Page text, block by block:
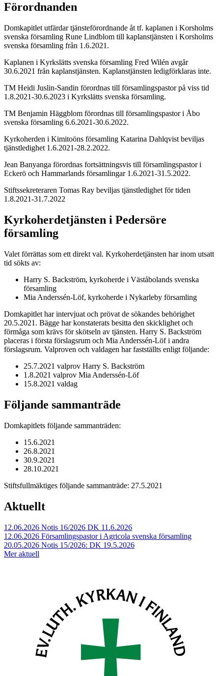
Förordnanden
Domkapitlet utfärdar tjänsteförordnande åt tf. kaplanen i Korsholms
svenska församling Rune Lindblom till kaplanstjänsten i Korsholms
svenska församling från 1.6.2021.
Kaplanen i Kyrkslätts svenska församling Fred Wilén avgår
30.6.2021 från kaplanstjänsten. Kaplanstjänsten ledigförklaras inte.
TM Heidi Juslin-Sandin förordnas till församlingspastor på viss tid
1.8.2021-30.6.2023 i Kyrkslätts svenska församling.
TM Benjamin Häggblom förordnas till församlingspastor i Åbo
svenska församling 6.6.2021-30.6.2022.
Kyrkoherden i Kimitoöns församling Katarina Dahlqvist beviljas
tjänstledighet 1.6.2021-28.2.2022.
Jean Banyanga förordnas fortsättningsvis till församlingspastor i
Eckerö och Hammarlands församlingar 1.6.2021-31.5.2022.
Stiftssekreteraren Tomas Ray beviljas tjänstledighet för tiden
1.8.2021-31.7.2022
Kyrkoherdetjänsten i Pedersöre
församling
Valet förrättas som ett direkt val. Kyrkoherdetjänsten har inom utsatt
tid sökts av:
Harry S. Backström, kyrkoherde i Väståbolands svenska
församling
Mia Anderssén-Löf, kyrkoherde i Nykarleby församling
Domkapitlet har intervjuat och prövat de sökandes behörighet
20.5.2021. Bägge har konstaterats besitta den skicklighet och
förmåga som krävs för skötseln av tjänsten. Harry S. Backström
placeras i första förslagsrum och Mia Anderssén-Löf i andra
förslagsrum. Valproven och valdagen har fastställts enligt följande:
25.7.2021 valprov Harry S. Backström
1.8.2021 valprov Mia Anderssén-Löf
15.8.2021 valdag
Följande sammanträde
Domkapitlets följande sammanträden:
15.6.2021
26.8.2021
30.9.2021
28.10.2021
Stiftsfullmäktiges följande sammanträde: 27.5.2021
Aktuellt
12.06.2026 Notis 16/2026 DK 11.6.2026
12.06.2026 Församlingspastor i Agricola svenska församling
20.05.2026 Notis 15/2026: DK 19.5.2026
Mer aktuell